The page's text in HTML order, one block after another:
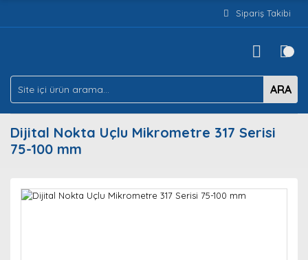
Sipariş Takibi
ARA
Dijital Nokta Uçlu Mikrometre 317 Serisi
75-100 mm